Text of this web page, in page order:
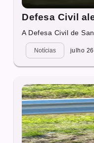
Defesa Civil
A Defesa Civil de
Notícias julho